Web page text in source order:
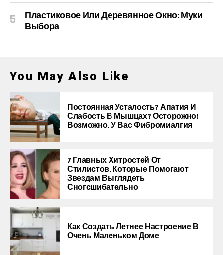
Пластиковое Или Деревянное Окно: Муки
Выбора
You May Also Like
Постоянная Усталость? Апатия И
Слабость В Мышцах? Осторожно!
Возможно, У Вас Фибромиалгия
7 Главных Хитростей От
Стилистов, Которые Помогают
Звездам Выглядеть
Сногсшибательно
Как Создать Летнее Настроение В
Очень Маленьком Доме